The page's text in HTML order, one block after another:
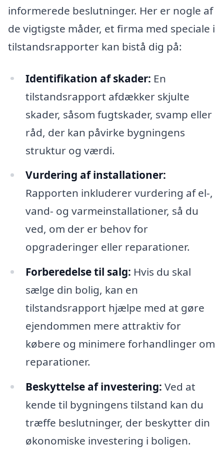
informerede beslutninger. Her er nogle af
de vigtigste måder, et firma med speciale i
tilstandsrapporter kan bistå dig på:
Identifikation af skader: En
tilstandsrapport afdækker skjulte
skader, såsom fugtskader, svamp eller
råd, der kan påvirke bygningens
struktur og værdi.
Vurdering af installationer:
Rapporten inkluderer vurdering af el-,
vand- og varmeinstallationer, så du
ved, om der er behov for
opgraderinger eller reparationer.
Forberedelse til salg: Hvis du skal
sælge din bolig, kan en
tilstandsrapport hjælpe med at gøre
ejendommen mere attraktiv for
købere og minimere forhandlinger om
reparationer.
Beskyttelse af investering: Ved at
kende til bygningens tilstand kan du
træffe beslutninger, der beskytter din
økonomiske investering i boligen.